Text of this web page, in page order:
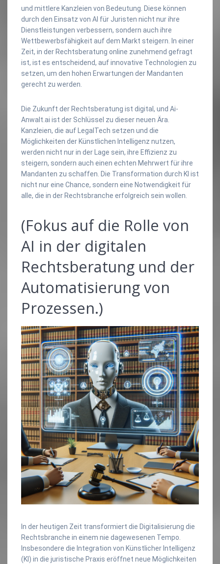
und mittlere Kanzleien von Bedeutung. Diese können
durch den Einsatz von AI für Juristen nicht nur ihre
Dienstleistungen verbessern, sondern auch ihre
Wettbewerbsfähigkeit auf dem Markt steigern. In einer
Zeit, in der Rechtsberatung online zunehmend gefragt
ist, ist es entscheidend, auf innovative Technologien zu
setzen, um den hohen Erwartungen der Mandanten
gerecht zu werden.
Die Zukunft der Rechtsberatung ist digital, und Ai-
Anwalt.ai ist der Schlüssel zu dieser neuen Ära.
Kanzleien, die auf LegalTech setzen und die
Möglichkeiten der Künstlichen Intelligenz nutzen,
werden nicht nur in der Lage sein, ihre Effizienz zu
steigern, sondern auch einen echten Mehrwert für ihre
Mandanten zu schaffen. Die Transformation durch KI ist
nicht nur eine Chance, sondern eine Notwendigkeit für
alle, die in der Rechtsbranche erfolgreich sein wollen.
(Fokus auf die Rolle von
AI in der digitalen
Rechtsberatung und der
Automatisierung von
Prozessen.)
In der heutigen Zeit transformiert die Digitalisierung die
Rechtsbranche in einem nie dagewesenen Tempo.
Insbesondere die Integration von Künstlicher Intelligenz
(KI) in die juristische Praxis eröffnet neue Möglichkeiten